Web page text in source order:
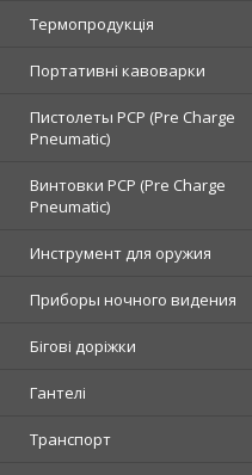
Термопродукція
Портативні кавоварки
Пистолеты PCP (Pre Charge
Pneumatic)
Винтовки PCP (Pre Charge
Pneumatic)
Инструмент для оружия
Приборы ночного видения
Бігові доріжки
Гантелі
Транспорт